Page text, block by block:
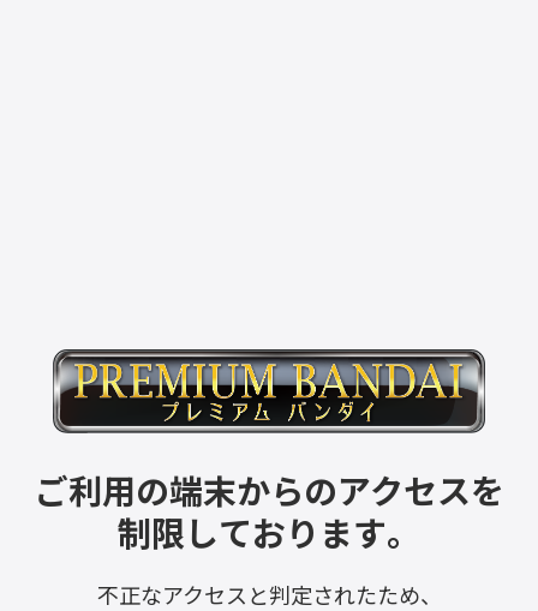
ご利用の端末からのアクセスを
制限しております。
不正なアクセスと判定されたため、